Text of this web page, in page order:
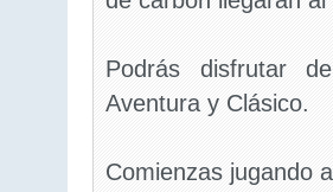
Podrás disfrutar
Aventura y Clásico.
Comienzas jugando